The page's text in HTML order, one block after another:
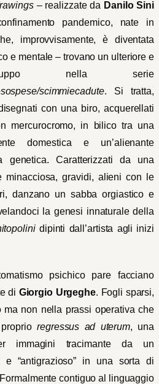
– realizzate da Danilo Sini
pandemico, nate in
improvvisamente, è diventata
e mentale – trovano un ulteriore e
nella serie
scimmiecadute. Si tratta,
con una biro, acquerellati
mercurocromo, in bilico tra una
domestica e un’alienante
genetica. Caratterizzati da una
minacciosa, gravidi, alieni con le
danzano un sabba orgiastico e
la genesi innaturale della
dipinti dall’artista agli inizi
psichico pare facciano
di Giorgio Urgeghe. Fogli sparsi,
ma non nella prassi operativa che
proprioregressus ad uterum, una
immagini tracimante da un
e “antigrazioso” in una sorta di
contiguo al linguaggio